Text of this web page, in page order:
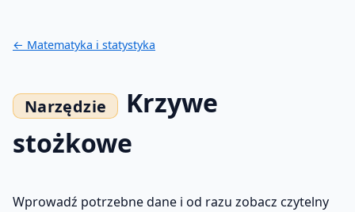
← Matematyka i statystyka
Krzywe
stożkowe
Wprowadź potrzebne dane i od razu zobacz czytelny